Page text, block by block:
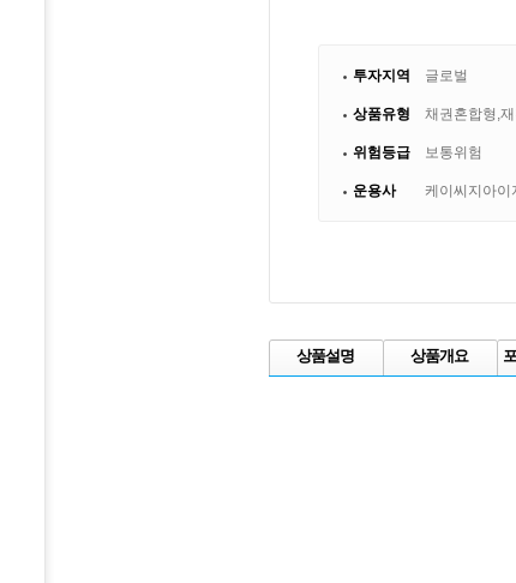
투자지역 글로벌
상품유형 채권혼합형,
위험등급 보통위험
운용사 케이씨지아이
상품설명 상품개요